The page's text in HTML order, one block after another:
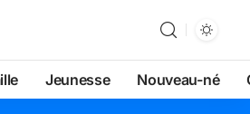
Jeunesse Nouveau-né